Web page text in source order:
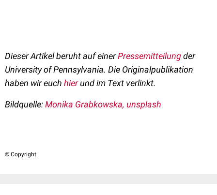
Dieser Artikel beruht auf einerPressemitteilungder
University of Pennsylvania. Die Originalpublikation
haben wir euch hierund im Text verlinkt.
Bildquelle:Monika Grabkowska, unsplash
© Copyright